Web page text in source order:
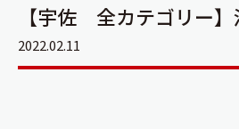
【宇佐 全カテゴリー
2022.02.11